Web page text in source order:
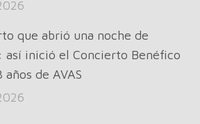
que abrió una noche de
así inició el Concierto Benéfico
años de AVAS